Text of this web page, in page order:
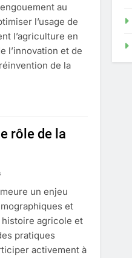
au
l’usage de
l’agriculture en
l’innovation et de
de la
rôle de la
un enjeu
et
agricole et
pratiques
activement à